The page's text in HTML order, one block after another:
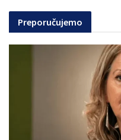
Preporučujemo